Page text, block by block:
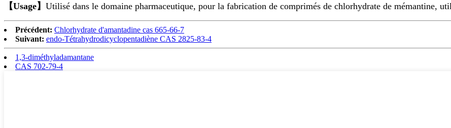
【Usage】 Utilisé dans le domaine pharmaceutique, pour la fabrication de comprimés de chlorhydrate de mémantine,
Précédent: Chlorhydrate d'amantadine cas 665-66-7
Suivant: endo-Tétrahydrodicyclopentadiène CAS 2825-83-4
1,3-diméthyladamantane
CAS 702-79-4